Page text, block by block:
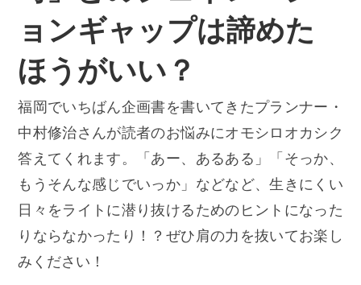
ョンギャップは諦めた
ほうがいい？
福岡でいちばん企画書を書いてきたプランナー・
中村修治さんが読者のお悩みにオモシロオカシク
答えてくれます。「あー、あるある」「そっか、
もうそんな感じでいっか」などなど、生きにくい
日々をライトに潜り抜けるためのヒントになった
りならなかったり！？ぜひ肩の力を抜いてお楽し
みください！